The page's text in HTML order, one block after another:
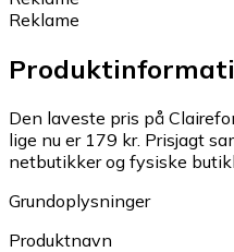
Reklame
Den laveste pris på
lige nu er 179 kr. Prisjagt
netbutikker og fysiske
Grundoplysninger
Produktnavn